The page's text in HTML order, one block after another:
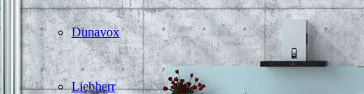
Dunavox
Liebherr